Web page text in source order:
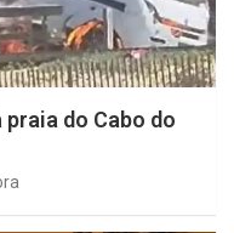
do Cabo do